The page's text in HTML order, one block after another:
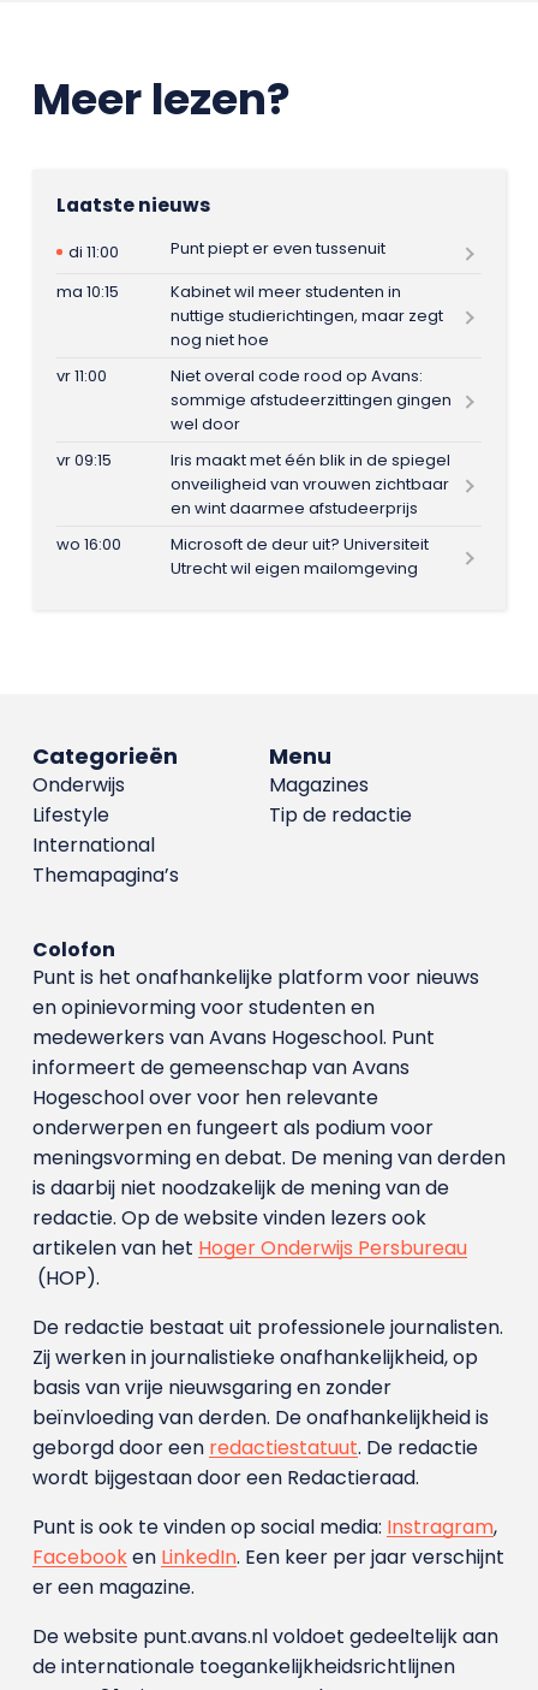
Meer lezen?
Laatste nieuws
di 11:00
Punt piept er even tussenuit
ma 10:15
Kabinet wil meer studenten in
nuttige studierichtingen, maar zegt
nog niet hoe
vr 11:00
Niet overal code rood op Avans:
sommige afstudeerzittingen gingen
wel door
vr 09:15
Iris maakt met één blik in de spiegel
onveiligheid van vrouwen zichtbaar
en wint daarmee afstudeerprijs
wo 16:00
Microsoft de deur uit? Universiteit
Utrecht wil eigen mailomgeving
Menu
Magazines
Tip de redactie
Categorieën
Onderwijs
Lifestyle
International
Themapagina’s
Colofon
Punt is het onafhankelijke platform voor nieuws
en opinievorming voor studenten en
medewerkers van Avans Hoge­school. Punt
informeert de gemeenschap van Avans
Hogeschool over voor hen relevante
onderwerpen en fungeert als podium voor
meningsvorming en debat. De mening van derden
is daarbij niet noodzakelijk de mening van de
redactie. Op de website vinden lezers ook
artikelen van het Hoger Onderwijs Persbureau
(HOP).
De redactie bestaat uit professionele journalisten.
Zij werken in journalistieke onafhankelijkheid, op
basis van vrije nieuwsgaring en zonder
beïnvloeding van derden. De onafhankelijkheid is
geborgd door een redactiestatuut. De redactie
wordt bijgestaan door een Redactieraad.
Punt is ook te vinden op social media: Instragram,
Facebooken LinkedIn. Een keer per jaar verschijnt
er een magazine.
De website punt.avans.nl voldoet gedeeltelijk aan
de internationale toegankelijkheidsrichtlijnen